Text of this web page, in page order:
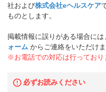
社および株式会社eヘルスケア
ものとします。
掲載情報に誤りがある場合には
ォーム からご連絡をいただけ
※お電話での対応は行っており
必ずお読みください